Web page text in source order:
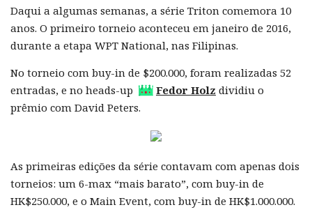
Daqui a algumas semanas, a série Triton comemora 10
anos. O primeiro torneio aconteceu em janeiro de 2016,
durante a etapa WPT National, nas Filipinas.
No torneio com buy-in de $200.000, foram realizadas 52
entradas, e no heads-up
Fedor Holz dividiu o
prêmio com David Peters.
As primeiras edições da série contavam com apenas dois
torneios: um 6-max “mais barato”, com buy-in de
HK$250.000, e o Main Event, com buy-in de HK$1.000.000.